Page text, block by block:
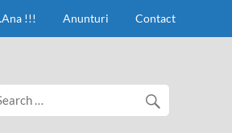
!!! Anunturi Contact